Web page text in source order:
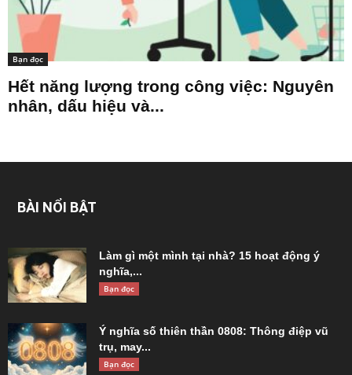
Bạn đọc
Hết năng lượng trong công việc: Nguyên
nhân, dấu hiệu và...
BÀI NỔI BẬT
Làm gì một mình tại nhà? 15 hoạt động ý
nghĩa,...
Bạn đọc
Ý nghĩa số thiên thần 0808: Thông điệp vũ
trụ, may...
Bạn đọc